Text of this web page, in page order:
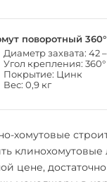
поворотный 360°
Диаметр захвата: 42
Угол крепления: 360°
Покрытие: Цинк
Вес: 0,9 кг
хомутовые
клинохомутовые
цене,